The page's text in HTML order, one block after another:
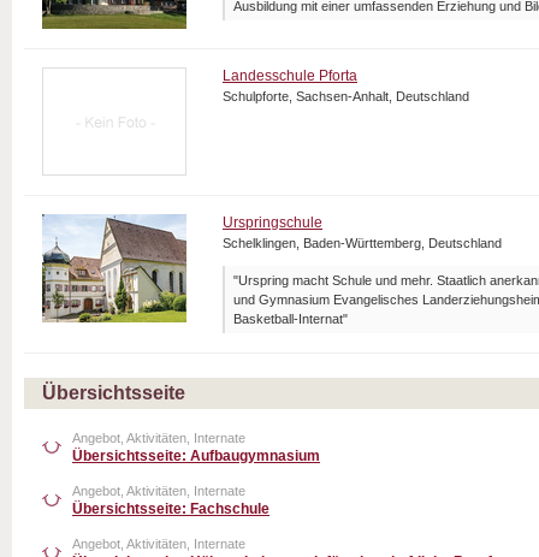
Ausbildung mit einer umfassenden Erziehung und
Landesschule Pforta
Schulpforte, Sachsen-Anhalt, Deutschland
Urspringschule
Schelklingen, Baden-Württemberg, Deutschland
"Urspring macht Schule und mehr. Staatlich
und Gymnasium Evangelisches
Basketball-Internat"
Übersichtsseite
Angebot, Aktivitäten, Internate
Übersichtsseite: Aufbaugymnasium
Angebot, Aktivitäten, Internate
Übersichtsseite: Fachschule
Angebot, Aktivitäten, Internate